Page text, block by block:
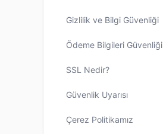
Gizlilik ve Bilgi Güvenliği
Ödeme Bilgileri Güvenliği
SSL Nedir?
Güvenlik Uyarısı
Çerez Politikamız